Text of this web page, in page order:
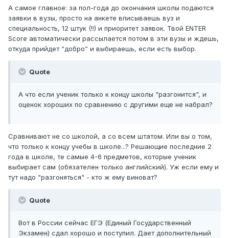
А самое главное: за пол-года до окончания школы подаются
заявки в вузы, просто на анкете вписываешь вуз и
специальность, 12 штук (!!) и приоритет заявок. Твой ENTER
Score автоматически рассылается потом в эти вузы и ждешь,
откуда прийдет “добро” и выбираешь, если есть выбор.
Quote
А что если ученик только к концу школы "разгонится", и
оценок хороших по сравнению с другими еще не набрал?
Сравнивают не со школой, а со всем штатом. Или вы о том,
что только к концу учебы в школе...? Решающие последние 2
года в школе, те самые 4-6 предметов, которые ученик
выбирает сам (обязателен только английский). Уж если ему и
тут надо "разгоняться" - кто ж ему виноват?
Quote
Вот в России сейчас ЕГЭ (Единый Государственный
Экзамен) сдал хорошо и поступил. Дает дополнительный